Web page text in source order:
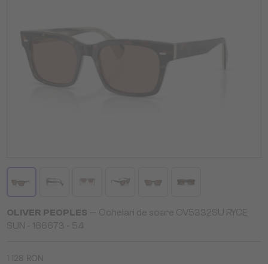
OLIVER PEOPLES — Ochelari de soare OV5332SU RYCE
SUN - 166673 - 54
1 128 RON